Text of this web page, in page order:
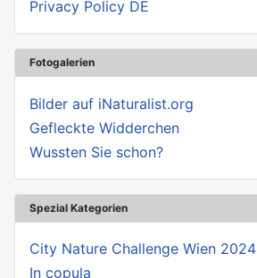
Privacy Policy DE
Fotogalerien
Bilder auf iNaturalist.org
Gefleckte Widderchen
Wussten Sie schon?
Spezial Kategorien
City Nature Challenge Wien 2024
In copula